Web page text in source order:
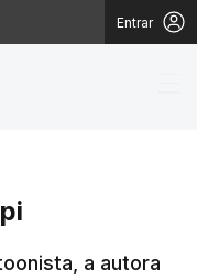
Entrar
a autora